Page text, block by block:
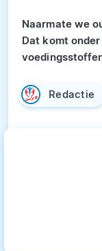
Naarmate we
Dat komt
Redactie